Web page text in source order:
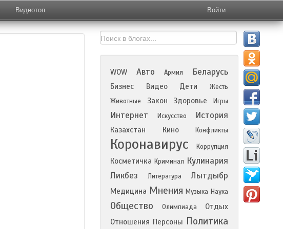
Видеотоп Войти
WOW Авто Армия Беларусь
Бизнес Видео Дети
Жесть
Животные
Закон Здоровье Игры
Интернет Искусство История
Казахстан Кино Конфликты
Коронавирус Коррупция
Косметичка Криминал Кулинария
Ликбез
Литература Лытдыбр
Медицина Мнения Музыка Наука
Общество Олимпиада
Отдых
Отношения Персоны Политика